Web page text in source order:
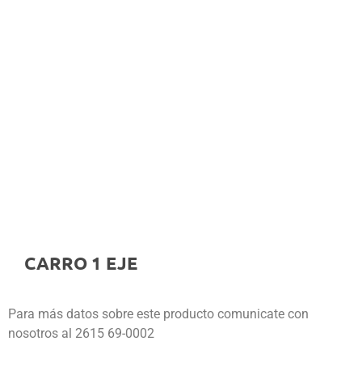
CARRO 1 EJE
Para más datos sobre este producto comunicate con
nosotros al 2615 69-0002